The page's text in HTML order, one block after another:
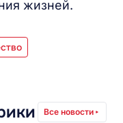
жизней.
Все новости